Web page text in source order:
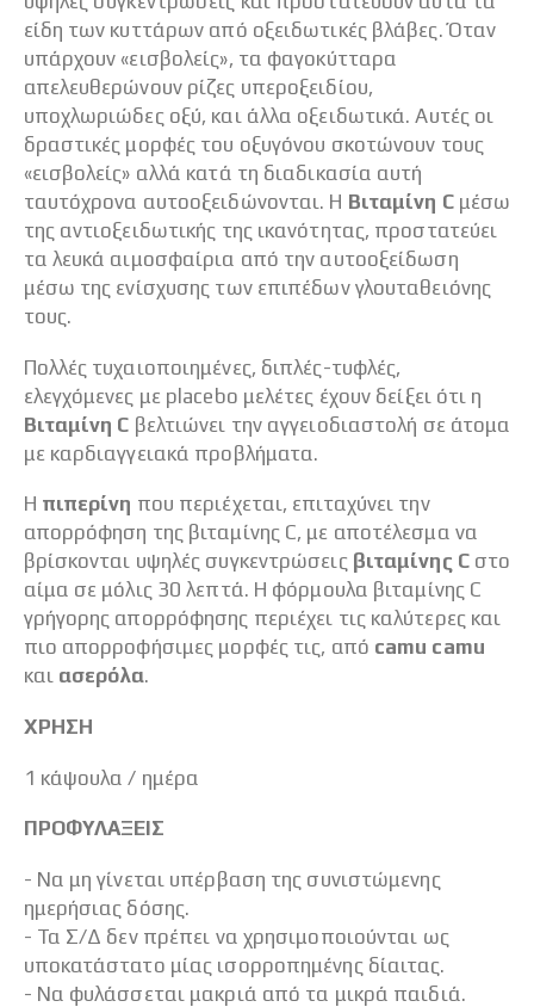
είδη των κυττάρων από οξειδωτικές βλάβες. Όταν
υπάρχουν «εισβολείς», τα φαγοκύτταρα
απελευθερώνουν ρίζες υπεροξειδίου,
υποχλωριώδες οξύ, και άλλα οξειδωτικά. Αυτές οι
δραστικές μορφές του οξυγόνου σκοτώνουν τους
«εισβολείς» αλλά κατά τη διαδικασία αυτή
ταυτόχρονα αυτοοξειδώνονται. Η Βιταμίνη Cμέσω
της αντιοξειδωτικής της ικανότητας, προστατεύει
τα λευκά αιμοσφαίρια από την αυτοοξείδωση
μέσω της ενίσχυσης των επιπέδων γλουταθειόνης
τους.
Πολλές τυχαιοποιημένες, διπλές-τυφλές,
ελεγχόμενες με placebo μελέτες έχουν δείξει ότι η
Βιταμίνη C βελτιώνει την αγγειοδιαστολή σε άτομα
με καρδιαγγειακά προβλήματα.
Η πιπερίνη που περιέχεται, επιταχύνει την
απορρόφηση της βιταμίνης C, με αποτέλεσμα να
βρίσκονται υψηλές συγκεντρώσεις βιταμίνης Cστο
αίμα σε μόλις 30 λεπτά. Η φόρμουλα βιταμίνης C
γρήγορης απορρόφησης περιέχει τις καλύτερες και
πιο απορροφήσιμες μορφές τις, από camu camu
και ασερόλα.
ΧΡΗΣΗ
1 κάψουλα / ημέρα
ΠΡΟΦΥΛΑΞΕΙΣ
- Να μη γίνεται υπέρβαση της συνιστώμενης
ημερήσιας δόσης.
- Τα Σ/Δ δεν πρέπει να χρησιμοποιούνται ως
υποκατάστατο μίας ισορροπημένης δίαιτας.
- Να φυλάσσεται μακριά από τα μικρά παιδιά.